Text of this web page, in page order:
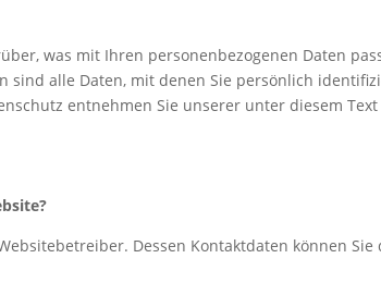
was mit Ihren personenbezogenen Daten
sind alle Daten, mit denen Sie persönlich
entnehmen Sie unserer unter diesem Text
Dessen Kontaktdaten können Sie